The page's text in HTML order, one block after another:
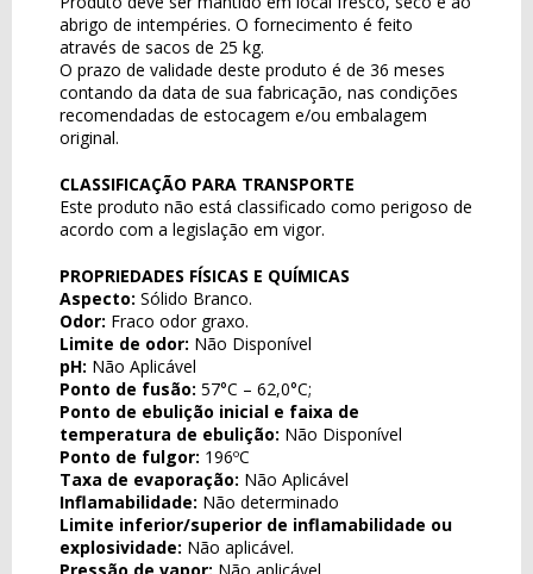
abrigo de intempéries. O fornecimento é feito
através de sacos de 25 kg.
O prazo de validade deste produto é de 36 meses
contando da data de sua fabricação, nas condições
recomendadas de estocagem e/ou embalagem
original.
CLASSIFICAÇÃO PARA TRANSPORTE
Este produto não está classificado como perigoso de
acordo com a legislação em vigor.
PROPRIEDADES FÍSICAS E QUÍMICAS
Aspecto: Sólido Branco.
Odor: Fraco odor graxo.
Limite de odor: Não Disponível
pH: Não Aplicável
Ponto de fusão: 57°C – 62,0°C;
Ponto de ebulição inicial e faixa de
temperatura de ebulição: Não Disponível
Ponto de fulgor: 196ºC
Taxa de evaporação: Não Aplicável
Inflamabilidade: Não determinado
Limite inferior/superior de inflamabilidade ou
explosividade: Não aplicável.